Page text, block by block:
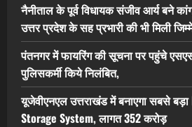
नैनीताल के पूर्व विधायक संजीव आर्य बने
उत्तर प्रदेश के सह प्रभारी की भी मिली
पंतनगर में फायरिंग की सूचना पर पहुंचे
पुलिसकर्मी किये निलंबित,
यूजेवीएनएल उत्तराखंड में बनाएगा सबसे
Storage System, लागत 352 करोड़